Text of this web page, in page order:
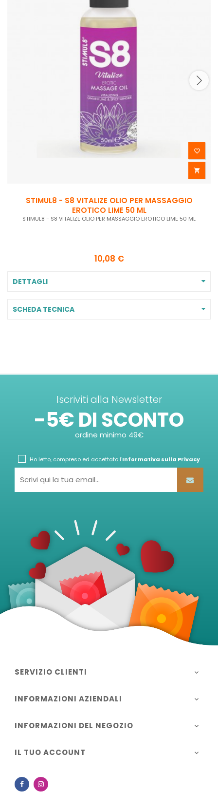


STIMUL8 - S8 VITALIZE OLIO PER MASSAGGIO
EROTICO LIME 50 ML
STIMUL8 - S8 VITALIZE OLIO PER MASSAGGIO EROTICO LIME 50 ML
10,08 €
DETTAGLI
SCHEDA TECNICA
Iscriviti alla Newsletter
-5€ DI SCONTO
ordine minimo 49€
Ho letto, compreso ed accettato l'Informativa sulla Privacy
SERVIZIO CLIENTI 
INFORMAZIONI AZIENDALI 
INFORMAZIONI DEL NEGOZIO 
IL TUO ACCOUNT 
Facebook